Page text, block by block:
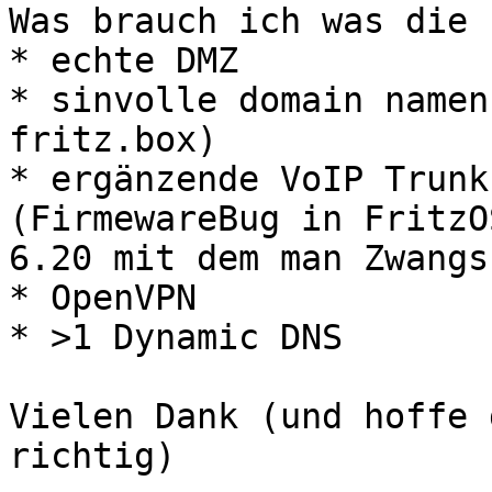
Was brauch ich was
* echte DMZ
* sinvolle domain
fritz.box)
* ergänzende VoIP
(FirmewareBug in
6.20 mit dem man
* OpenVPN
* >1 Dynamic DNS
Vielen Dank (und hoffe
richtig)